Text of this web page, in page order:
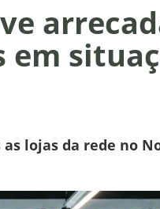
em
lojas da rede no